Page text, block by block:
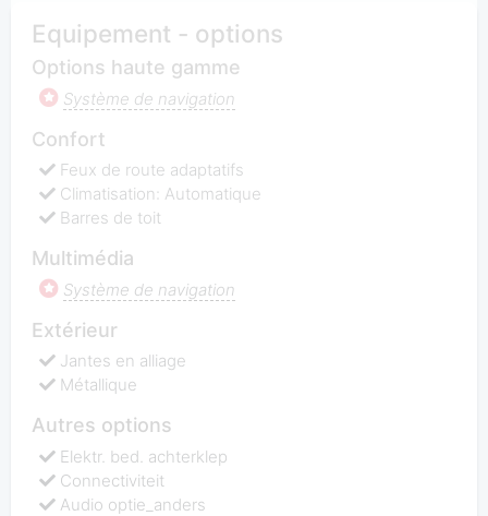
Equipement - options
Options haute gamme
Système de navigation
Confort
Feux de route adaptatifs
Climatisation: Automatique
Barres de toit
Multimédia
Système de navigation
Extérieur
Jantes en alliage
Métallique
Autres options
Elektr. bed. achterklep
Connectiviteit
Audio optie_anders